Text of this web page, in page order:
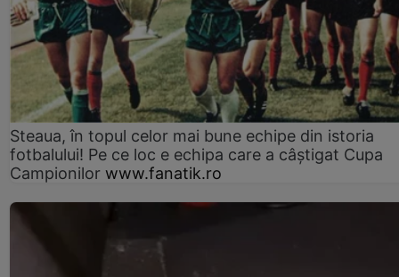
Steaua, în topul celor mai bune echipe din istoria
fotbalului! Pe ce loc e echipa care a câştigat Cupa
Campionilor www.fanatik.ro